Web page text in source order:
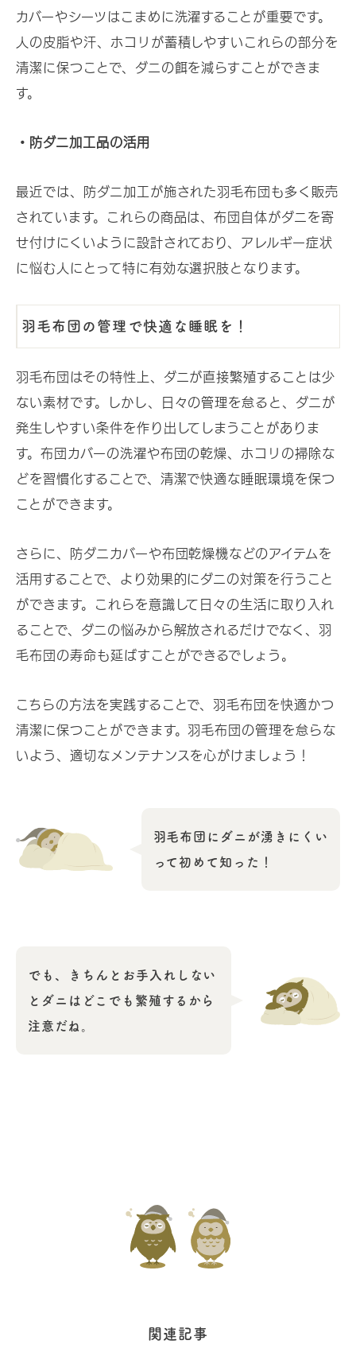
カバーやシーツはこまめに洗濯することが重要です。
人の皮脂や汗、ホコリが蓄積しやすいこれらの部分を
清潔に保つことで、ダニの餌を減らすことができま
す。
・防ダニ加工品の活用
最近では、防ダニ加工が施された羽毛布団も多く販売
されています。これらの商品は、布団自体がダニを寄
せ付けにくいように設計されており、アレルギー症状
に悩む人にとって特に有効な選択肢となります。
羽毛布団の管理で快適な睡眠を！
羽毛布団はその特性上、ダニが直接繁殖することは少
ない素材です。しかし、日々の管理を怠ると、ダニが
発生しやすい条件を作り出してしまうことがありま
す。布団カバーの洗濯や布団の乾燥、ホコリの掃除な
どを習慣化することで、清潔で快適な睡眠環境を保つ
ことができます。
さらに、防ダニカバーや布団乾燥機などのアイテムを
活用することで、より効果的にダニの対策を行うこと
ができます。これらを意識して日々の生活に取り入れ
ることで、ダニの悩みから解放されるだけでなく、羽
毛布団の寿命も延ばすことができるでしょう。
こちらの方法を実践することで、羽毛布団を快適かつ
清潔に保つことができます。羽毛布団の管理を怠らな
いよう、適切なメンテナンスを心がけましょう！
羽毛布団にダニが湧きにくい
って初めて知った！
でも、きちんとお手入れしない
とダニはどこでも繁殖するから
注意だね。
関連記事